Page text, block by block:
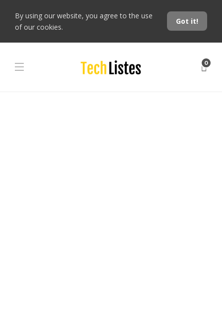
By using our website, you agree to the use
of our cookies.
Got it!
0